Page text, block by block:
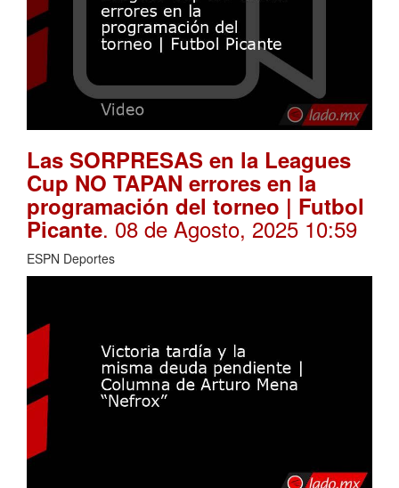
Las SORPRESAS en la Leagues
Cup NO TAPAN errores en la
programación del torneo | Futbol
Picante. 08 de Agosto, 2025 10:59
ESPN Deportes